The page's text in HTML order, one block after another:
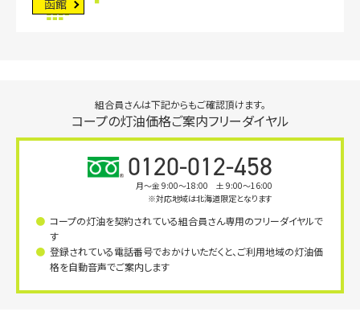
函館
組合員さんは下記からもご確認頂けます。
コープの灯油価格ご案内フリーダイヤル
0120-012-458
月〜金 9:00～18:00 土 9:00～16:00
※対応地域は北海道限定となります
コープの灯油を契約されている組合員さん専用のフリーダイヤルで
す
登録されている電話番号でおかけいただくと、ご利用地域の灯油価
格を自動音声でご案内します